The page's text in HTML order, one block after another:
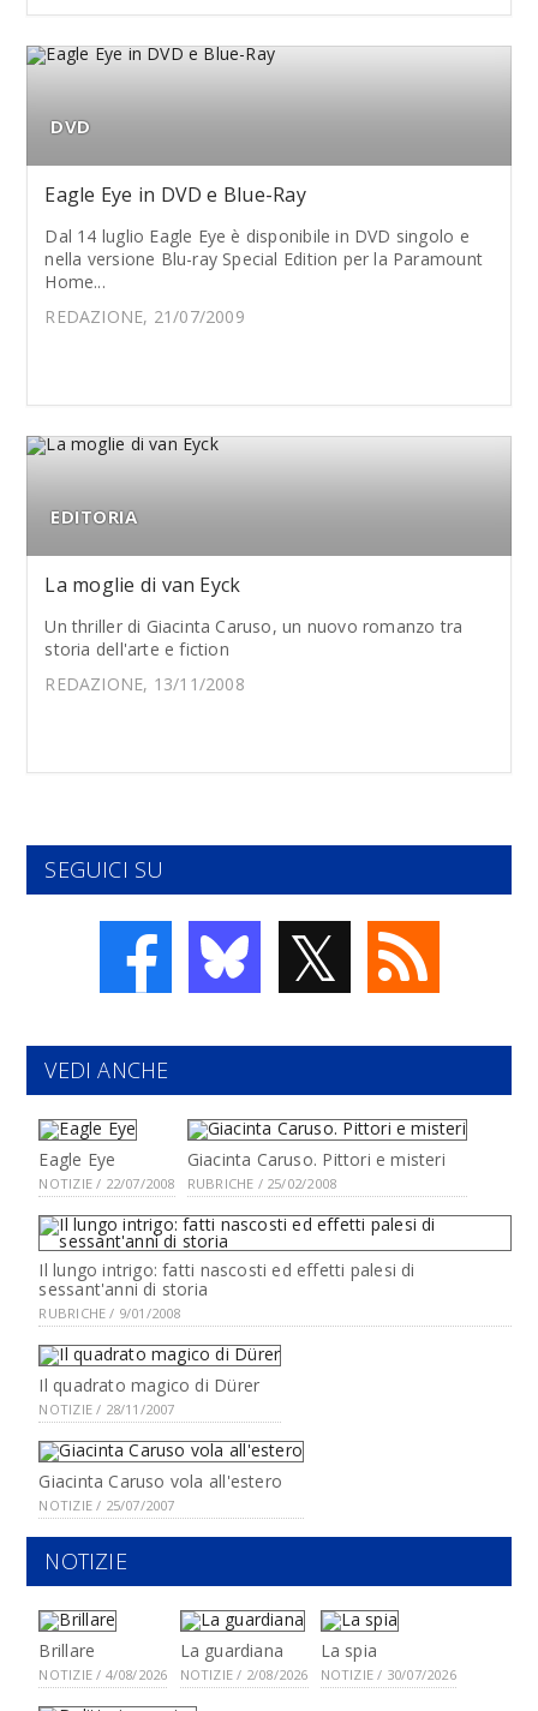
DVD
Eagle Eye in DVD e Blue-Ray
Dal 14 luglio Eagle Eye è disponibile in DVD singolo e
nella versione Blu-ray Special Edition per la Paramount
Home...
REDAZIONE, 21/07/2009
EDITORIA
La moglie di van Eyck
Un thriller di Giacinta Caruso, un nuovo romanzo tra
storia dell'arte e fiction
REDAZIONE, 13/11/2008
SEGUICI SU
𝕏
VEDI ANCHE
Eagle Eye
NOTIZIE / 22/07/2008
Giacinta Caruso. Pittori e misteri
RUBRICHE / 25/02/2008
Il lungo intrigo: fatti nascosti ed effetti palesi di
sessant'anni di storia
RUBRICHE / 9/01/2008
Il quadrato magico di Dürer
NOTIZIE / 28/11/2007
Giacinta Caruso vola all'estero
NOTIZIE / 25/07/2007
NOTIZIE
Brillare
NOTIZIE / 4/08/2026
La guardiana
NOTIZIE / 2/08/2026
La spia
NOTIZIE / 30/07/2026